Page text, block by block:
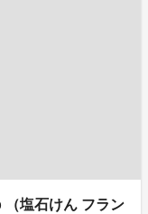
（塩石けん フラン